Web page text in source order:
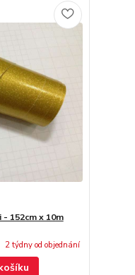
152cm x 10m
2 týdny od objednání